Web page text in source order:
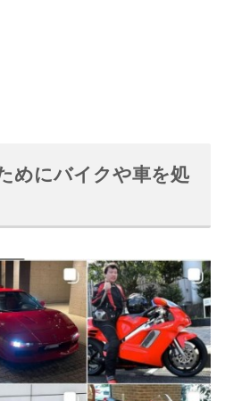
めにバイクや車を処